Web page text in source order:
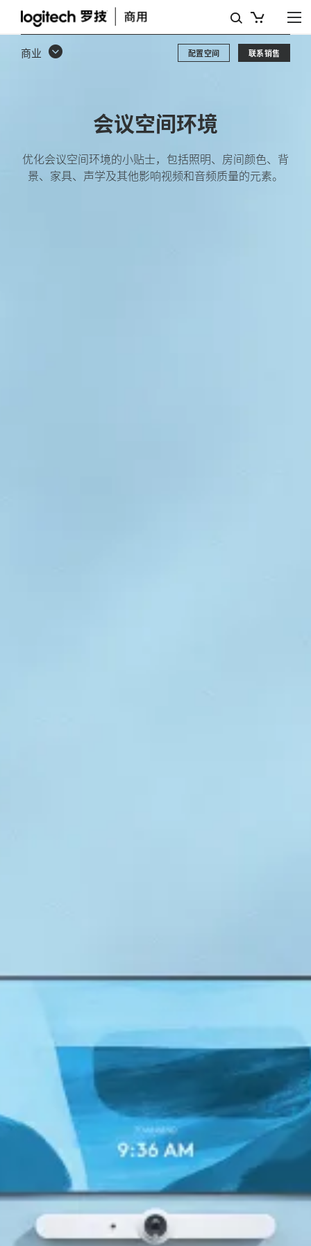
会
议
境
商业 联系销售
配置空间
会议空间环境
优化会议空间环境的小贴士，包括照明、房间颜色、背
景、家具、声学及其他影响视频和音频质量的元素。